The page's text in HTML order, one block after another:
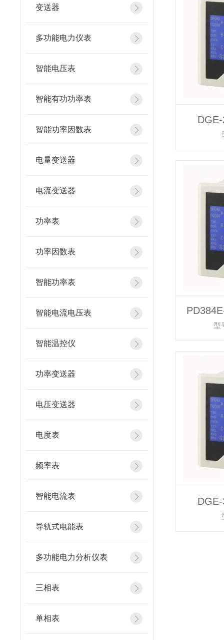
变送器
多功能电力仪表
智能电压表
智能有功功率表
智能功率因数表
电量变送器
电流变送器
功率表
功率因数表
智能功率表
智能电流电压表
智能温控仪
功率变送器
电压变送器
电度表
频率表
智能电流表
导轨式电能表
多功能电力分析仪表
三相表
单相表
型